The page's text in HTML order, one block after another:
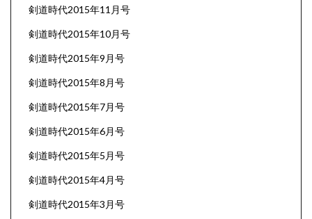
剣道時代2015年11月号
剣道時代2015年10月号
剣道時代2015年9月号
剣道時代2015年8月号
剣道時代2015年7月号
剣道時代2015年6月号
剣道時代2015年5月号
剣道時代2015年4月号
剣道時代2015年3月号